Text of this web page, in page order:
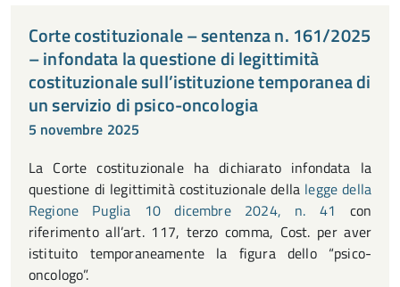
Corte costituzionale – sentenza n. 161/2025
– infondata la questione di legittimità
costituzionale sull’istituzione temporanea di
un servizio di psico-oncologia
5 novembre 2025
La Corte costituzionale ha dichiarato infondata la
questione di legittimità costituzionale della legge della
Regione Puglia 10 dicembre 2024, n. 41 con
riferimento all’art. 117, terzo comma, Cost. per aver
istituito temporaneamente la figura dello “psico-
oncologo”.